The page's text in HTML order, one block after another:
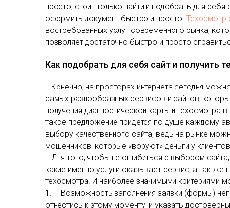
просто, стоит только найти и подобрать для
оформить документ быстро и просто. Техосмотр
востребованных услуг современного рынка,
позволяет достаточно быстро и просто
Как подобрать для себя сайт и получить
Конечно, на просторах интернета сегодня
самых разнообразных сервисов и сайтов,
получения диагностической карты и
такое предложение придется по душе каждому
выбору качественного сайта, ведь на рынке
мошенников, которые «воруют» деньги у клиентов.
Для того, чтобы не ошибиться с выбором сайта,
какие именно услуги оказывает сервис, а так же
техосмотра. И наиболее значимыми критериями
1.
Возможность заполнения заявки (формы)
отнестись к этому моменту, и указать